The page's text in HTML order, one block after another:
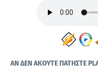
ΑΝ ΔΕΝ ΑΚΟΥΤΕ ΠΑΤΗΣΤΕ